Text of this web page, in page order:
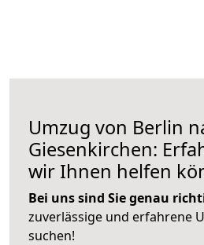
Umzug von Berlin
Giesenkirchen:
wir Ihnen helfen
Bei uns sind Sie genau
zuverlässige und erfahrene
suchen!